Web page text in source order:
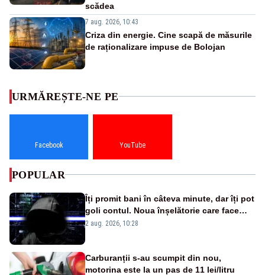
scădea
7 aug. 2026, 10:43
Criza din energie. Cine scapă de măsurile
de raționalizare impuse de Bolojan
URMĂREȘTE-NE PE
Facebook YouTube
POPULAR
Îți promit bani în câteva minute, dar îți pot
goli contul. Noua înșelătorie care face
victime pe Facebook și WhatsApp
2 aug. 2026, 10:28
Carburanții s-au scumpit din nou,
motorina este la un pas de 11 lei/litru